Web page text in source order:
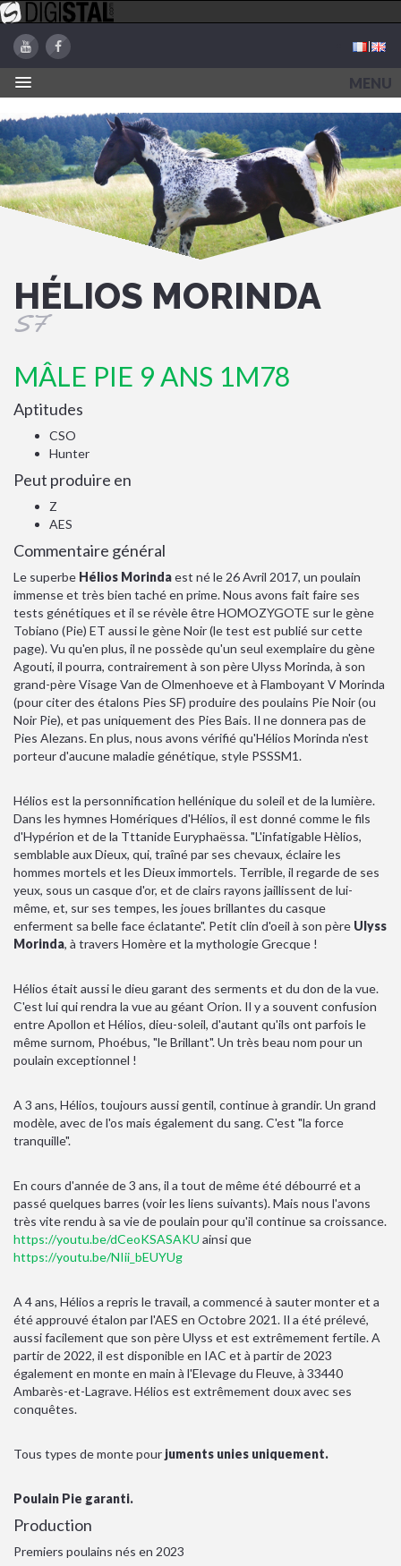
MENU
HÉLIOS MORINDA
SF
MÂLE PIE 9 ANS 1M78
Aptitudes
CSO
Hunter
Peut produire en
Z
AES
Commentaire général
Le superbe Hélios Morindaest né le 26 Avril 2017, un poulain
immense et très bien taché en prime. Nous avons fait faire ses
tests génétiques et il se révèle être HOMOZYGOTE sur le gène
Tobiano (Pie) ET aussi le gène Noir (le test est publié sur cette
page). Vu qu'en plus, il ne possède qu'un seul exemplaire du gène
Agouti, il pourra, contrairement à son père Ulyss Morinda, à son
grand-père Visage Van de Olmenhoeve et à Flamboyant V Morinda
(pour citer des étalons Pies SF) produire des poulains Pie Noir (ou
Noir Pie), et pas uniquement des Pies Bais. Il ne donnera pas de
Pies Alezans. En plus, nous avons vérifié qu'Hélios Morinda n'est
porteur d'aucune maladie génétique, style PSSSM1.
Hélios est la personnification hellénique du soleil et de la lumière.
Dans les hymnes Homériques d'Hélios, il est donné comme le fils
d'Hypérion et de la Tttanide Euryphaëssa. "L'infatigable Hèlios,
semblable aux Dieux, qui, traîné par ses chevaux, éclaire les
hommes mortels et les Dieux immortels. Terrible, il regarde de ses
yeux, sous un casque d'or, et de clairs rayons jaillissent de lui-
même, et, sur ses tempes, les joues brillantes du casque
enferment sa belle face éclatante". Petit clin d'oeil à son père Ulyss
Morinda, à travers Homère et la mythologie Grecque !
Hélios était aussi le dieu garant des serments et du don de la vue.
C'est lui qui rendra la vue au géant Orion. Il y a souvent confusion
entre Apollon et Hélios, dieu-soleil, d'autant qu'ils ont parfois le
même surnom, Phoébus, "le Brillant". Un très beau nom pour un
poulain exceptionnel !
A 3 ans, Hélios, toujours aussi gentil, continue à grandir. Un grand
modèle, avec de l'os mais également du sang. C'est "la force
tranquille".
En cours d'année de 3 ans, il a tout de même été débourré et a
passé quelques barres (voir les liens suivants). Mais nous l'avons
très vite rendu à sa vie de poulain pour qu'il continue sa croissance.
https://youtu.be/dCeoKSASAKU ainsi que
https://youtu.be/NIii_bEUYUg
A 4 ans, Hélios a repris le travail, a commencé à sauter monter et a
été approuvé étalon par l'AES en Octobre 2021. Il a été prélevé,
aussi facilement que son père Ulyss et est extrêmement fertile. A
partir de 2022, il est disponible en IAC et à partir de 2023
également en monte en main à l'Elevage du Fleuve, à 33440
Ambarès-et-Lagrave. Hélios est extrêmement doux avec ses
conquêtes.
Tous types de monte pour juments unies uniquement.
Poulain Pie garanti.
Production
Premiers poulains nés en 2023